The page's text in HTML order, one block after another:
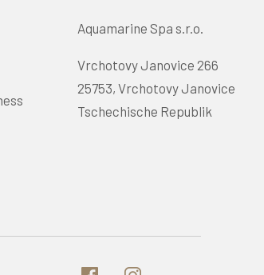
Aquamarine Spa s.r.o.
Vrchotovy Janovice 266
25753, Vrchotovy Janovice
Tschechische Republik